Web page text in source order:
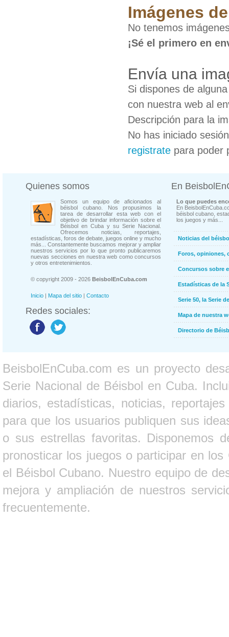
Imágenes
No tenemos
¡Sé el primero en
Envía una
Si dispones de
con nuestra web al
Descripción para la
No has iniciado
registrate para poder
Quienes somos
Somos un equipo de aficionados al
béisbol cubano. Nos propusimos la
tarea de desarrollar esta web con el
objetivo de brindar información sobre el
Béisbol en Cuba y su Serie Nacional.
Ofrecemos noticias, reportajes,
estadísticas, foros de debate, juegos online y mucho
más... Constantemente buscamos mejorar y ampliar
nuestros servicios por lo que pronto publicaremos
nuevas secciones en nuestra web como concursos
y otros entretenimientos.
© copyright 2009 - 2026 BeisbolEnCuba.com
Inicio | Mapa del sitio | Contacto
Redes sociales:
En
Lo que puedes
En
béisbol cubano,
los juegos y más...
Noticias del
Foros, opiniones,
Concursos sobre
Estadísticas de la
Serie 50, la Serie
Mapa de nuestra
Directorio de
BeisbolEnCuba.com es un proyecto
Serie Nacional de Béisbol en Cuba.
diarios, estadísticas, noticias,
para que los usuarios publiquen sus
o sus estrellas favoritas. Disponemos
pronosticar los juegos o participar en
el Béisbol Cubano. Nuestro equipo de
mejora y ampliación de nuestros
frecuentemente.